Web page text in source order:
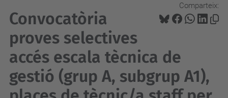
Comparteix:
Convocatòria
proves selectives
accés escala tècnica de
gestió (grup A, subgrup A1),